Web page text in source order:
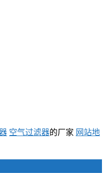
空气过滤器的厂家 网站地